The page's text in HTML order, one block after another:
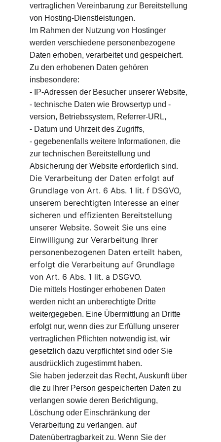
vertraglichen Vereinbarung zur Bereitstellung
von Hosting-Dienstleistungen.
Im Rahmen der Nutzung von Hostinger
werden verschiedene personenbezogene
Daten erhoben, verarbeitet und gespeichert.
Zu den erhobenen Daten gehören
insbesondere:
- IP-Adressen der Besucher unserer Website,
- technische Daten wie Browsertyp und -
version, Betriebssystem, Referrer-URL,
- Datum und Uhrzeit des Zugriffs,
- gegebenenfalls weitere Informationen, die
zur technischen Bereitstellung und
Absicherung der Website erforderlich sind.
Die Verarbeitung der Daten erfolgt auf
Grundlage von Art. 6 Abs. 1 lit. f DSGVO,
unserem berechtigten Interesse an einer
sicheren und effizienten Bereitstellung
unserer Website. Soweit Sie uns eine
Einwilligung zur Verarbeitung Ihrer
personenbezogenen Daten erteilt haben,
erfolgt die Verarbeitung auf Grundlage
von Art. 6 Abs. 1 lit. a DSGVO.
Die mittels Hostinger erhobenen Daten
werden nicht an unberechtigte Dritte
weitergegeben. Eine Übermittlung an Dritte
erfolgt nur, wenn dies zur Erfüllung unserer
vertraglichen Pflichten notwendig ist, wir
gesetzlich dazu verpflichtet sind oder Sie
ausdrücklich zugestimmt haben.
Sie haben jederzeit das Recht, Auskunft über
die zu Ihrer Person gespeicherten Daten zu
verlangen sowie deren Berichtigung,
Löschung oder Einschränkung der
Verarbeitung zu verlangen. auf
Datenübertragbarkeit zu. Wenn Sie der